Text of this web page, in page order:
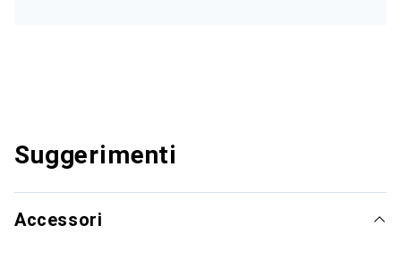
Suggerimenti
Accessori